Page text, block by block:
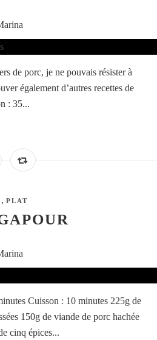
de porc, je ne pouvais résister à
également d’autres recettes de
: 35...
, PLAT
Cuisson : 10 minutes 225g de
150g de viande de porc hachée
cinq épices...